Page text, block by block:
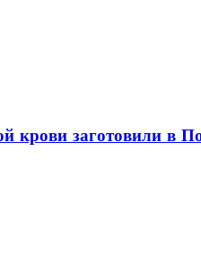
крови заготовили в